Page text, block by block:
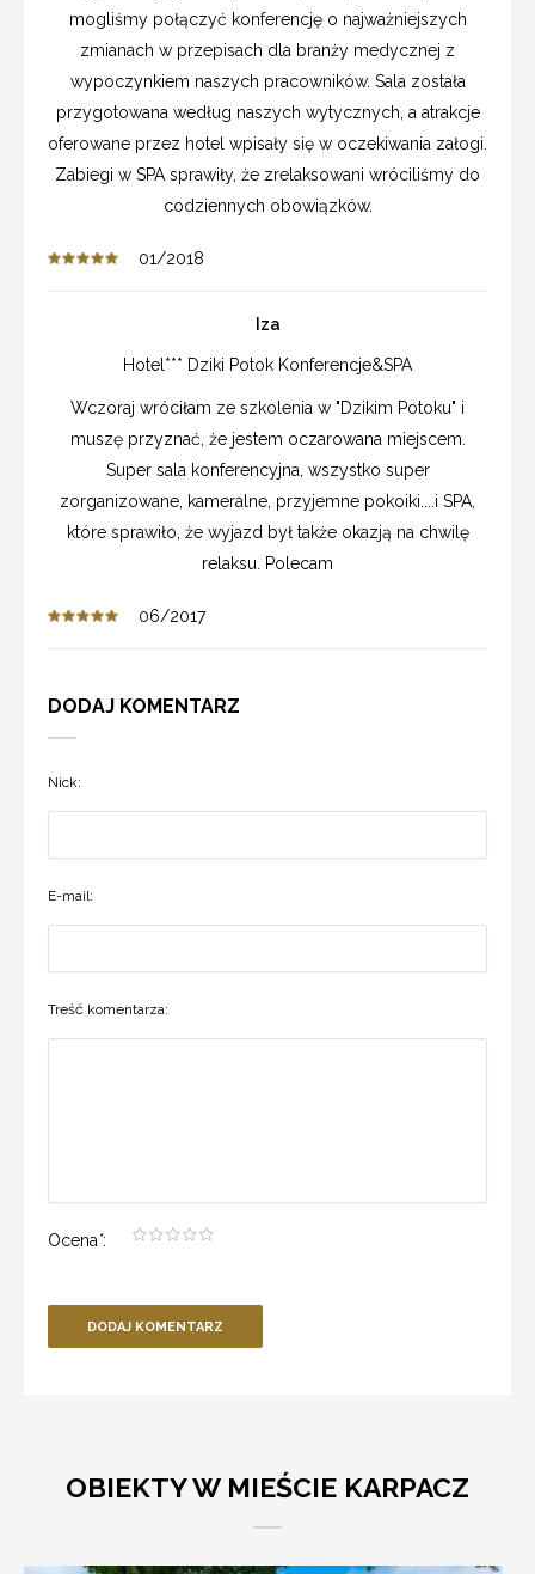
mogliśmy połączyć konferencję o najważniejszych
zmianach w przepisach dla branży medycznej z
wypoczynkiem naszych pracowników. Sala została
przygotowana według naszych wytycznych, a atrakcje
oferowane przez hotel wpisały się w oczekiwania załogi.
Zabiegi w SPA sprawiły, że zrelaksowani wróciliśmy do
codziennych obowiązków.
01/2018
Iza
Hotel*** Dziki Potok Konferencje&SPA
Wczoraj wróciłam ze szkolenia w "Dzikim Potoku" i
muszę przyznać, że jestem oczarowana miejscem.
Super sala konferencyjna, wszystko super
zorganizowane, kameralne, przyjemne pokoiki....i SPA,
które sprawiło, że wyjazd był także okazją na chwilę
relaksu. Polecam
06/2017
DODAJ KOMENTARZ
Nick:
E-mail:
Treść komentarza:
Ocena*:
DODAJ KOMENTARZ
OBIEKTY W MIEŚCIE KARPACZ